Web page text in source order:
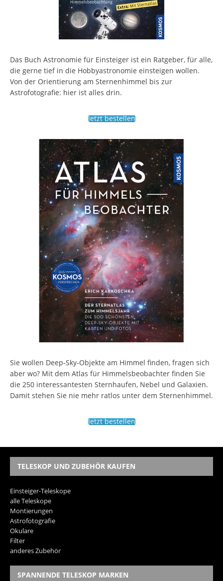
Das Buch Astronomie für Einsteiger ist ein Ratgeber, für alle,
die gerne tief in die Hobbyastronomie einsteigen wollen.
Von der Orientierung am Sternenhimmel bis zur
Astrofotografie: hier ist alles drin.
Jetzt bestellen
Sie wollen Deep-Sky-Objekte am Himmel finden, fragen sich
aber wo? Mit dem Atlas für Himmelsbeobachter finden Sie
die 250 interessantesten Sternhaufen, Nebel und Galaxien.
Damit stehen Sie nie mehr ratlos unter dem Sternenhimmel.
Jetzt bestellen
TELESKOP UND ZUBEHÖR KAUFEN
Einsteiger-Teleskope
alle Teleskope
Montierungen
Astrofotografie
Okulare
Filter
anderes Zubehör
SPANNENDE TELESKOP MARKEN